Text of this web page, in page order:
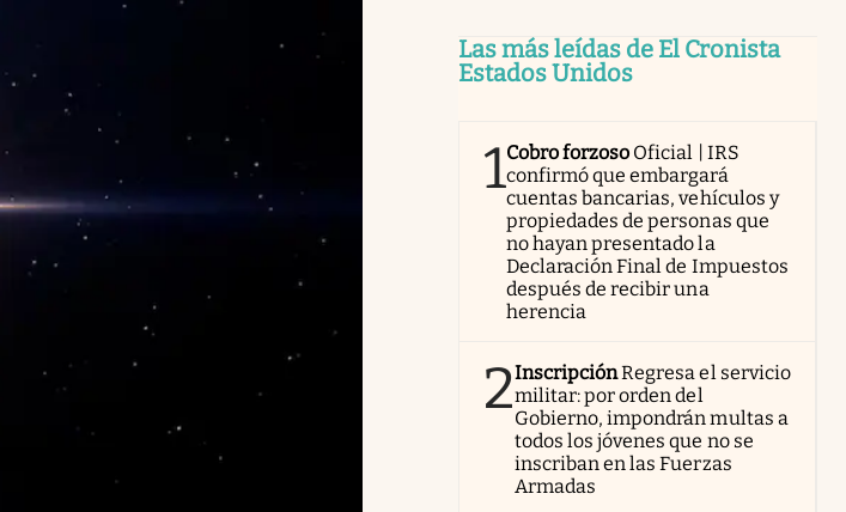
Las más leídas de El Cronista
Estados Unidos
1Cobro forzoso Oficial | IRS
confirmó que embargará
cuentas bancarias, vehículos y
propiedades de personas que
no hayan presentado la
Declaración Final de Impuestos
después de recibir una
herencia
2InscripciónRegresa el servicio
militar: por orden del
Gobierno, impondrán multas a
todos los jóvenes que no se
inscriban en las Fuerzas
Armadas